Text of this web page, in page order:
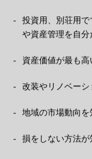
投資用、別荘用で
や資産管理を自分
資産価値が最も高
改装やリノベーシ
地域の市場動向を
損をしない方法が